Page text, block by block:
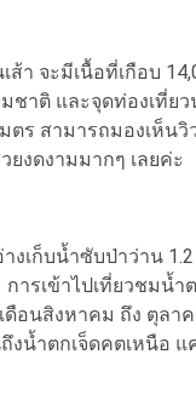
จะมีเนื้อที่เกือบ
ชาติ และจุดท่องเที่ยว
ตร สามารถมองเห็น
งดงามมากๆ เลยค่ะ
งเก็บน้ำซับป่าว่าน
รเข้าไปเที่ยวชมน้ำ
ดือนสิงหาคม ถึง ตุล
น้ำตกเจ็ดคตเหนือ แ